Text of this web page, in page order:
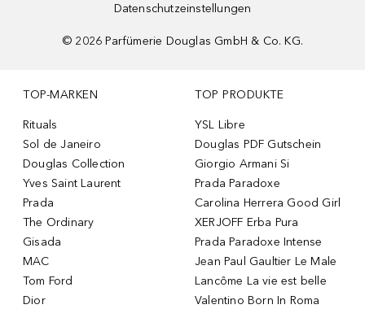
Datenschutzeinstellungen
© 2026 Parfümerie Douglas GmbH & Co. KG.
TOP-MARKEN
Rituals
Sol de Janeiro
Douglas Collection
Yves Saint Laurent
Prada
The Ordinary
Gisada
MAC
Tom Ford
Dior
TOP PRODUKTE
YSL Libre
Douglas PDF Gutschein
Giorgio Armani Si
Prada Paradoxe
Carolina Herrera Good Girl
XERJOFF Erba Pura
Prada Paradoxe Intense
Jean Paul Gaultier Le Male
Lancôme La vie est belle
Valentino Born In Roma